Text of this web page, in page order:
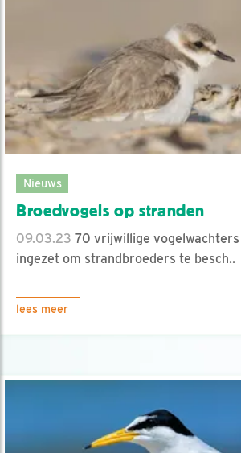
Nieuws
Broedvogels op stranden
09.03.23 70 vrijwillige vogelwachters
ingezet om strandbroeders te besch..
lees meer